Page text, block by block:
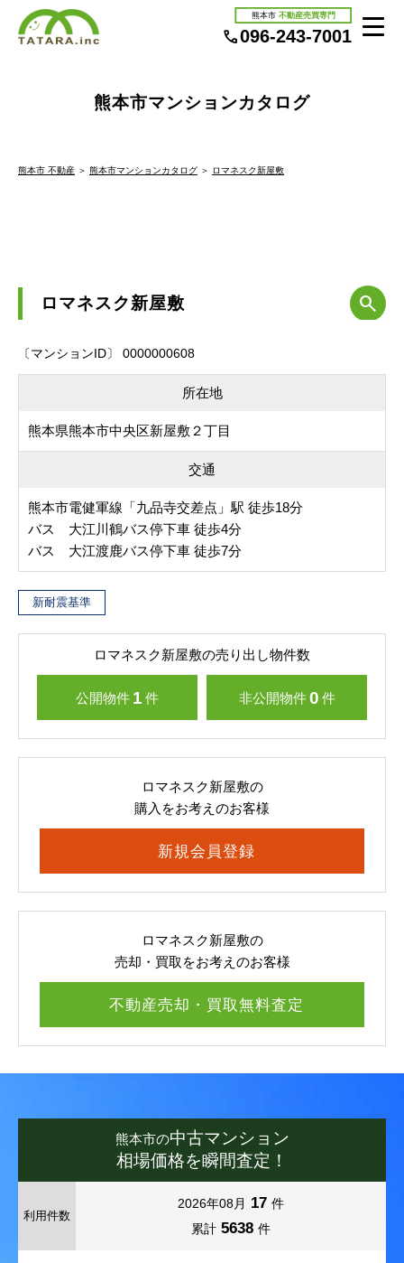
熊本市 不動産売買専門
096-243-7001
熊本市マンションカタログ
熊本市 不動産 ＞ 熊本市マンションカタログ ＞ ロマネスク新屋敷
ロマネスク新屋敷
〔マンションID〕 0000000608
所在地
熊本県熊本市中央区新屋敷２丁目
交通
熊本市電健軍線「九品寺交差点」駅 徒歩18分
バス 大江川鶴バス停下車 徒歩4分
バス 大江渡鹿バス停下車 徒歩7分
新耐震基準
ロマネスク新屋敷の売り出し物件数
公開物件 1 件 非公開物件 0 件
ロマネスク新屋敷の
購入をお考えのお客様
新規会員登録
ロマネスク新屋敷の
売却・買取をお考えのお客様
不動産売却・買取無料査定
熊本市の中古マンション
相場価格を瞬間査定！
利用件数
2026年08月 17 件
累計 5638 件